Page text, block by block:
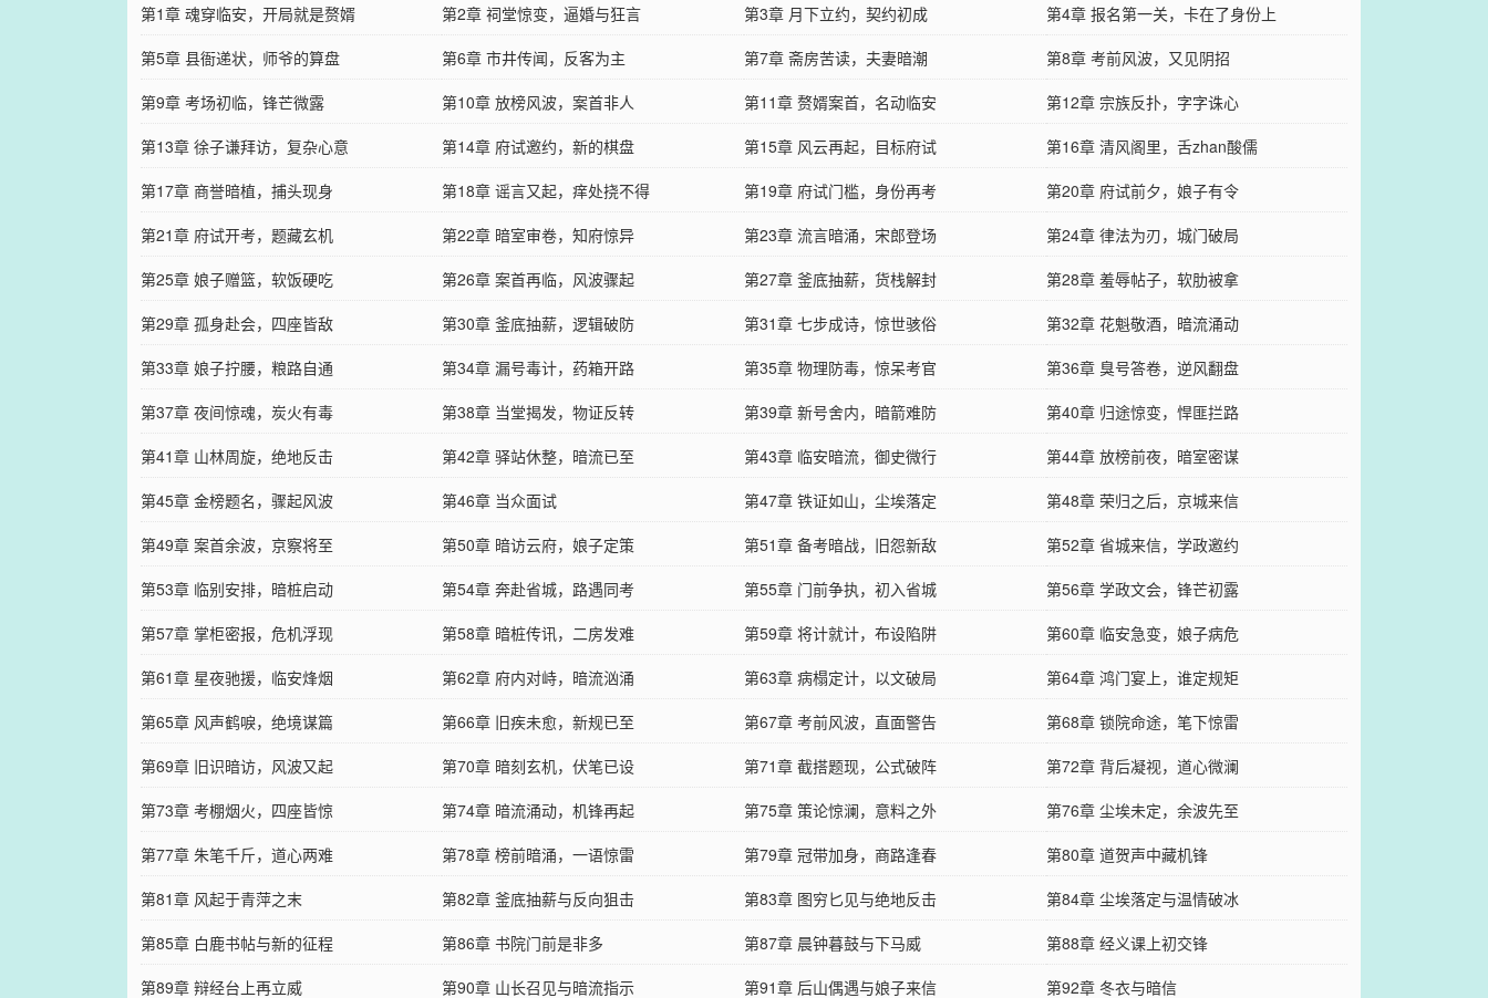
第1章 魂穿临安，开局就是赘婿 第2章 祠堂惊变，逼婚与狂言 第3章 月下立约，契约初成
第4章 报名第一关，卡在了身份上
第5章 县衙递状，师爷的算盘
第6章 市井传闻，反客为主 第7章 斋房苦读，夫妻暗潮
第8章 考前风波，又见阴招
第9章 考场初临，锋芒微露
第10章 放榜风波，案首非人 第11章 赘婿案首，名动临安
第12章 宗族反扑，字字诛心
第13章 徐子谦拜访，复杂心意
第14章 府试邀约，新的棋盘 第15章 风云再起，目标府试
第16章 清风阁里，舌zhan酸儒
第17章 商誉暗植，捕头现身
第18章 谣言又起，痒处挠不得 第19章 府试门槛，身份再考
第20章 府试前夕，娘子有令
第21章 府试开考，题藏玄机
第22章 暗室审卷，知府惊异 第23章 流言暗涌，宋郎登场
第24章 律法为刃，城门破局
第25章 娘子赠篮，软饭硬吃
第26章 案首再临，风波骤起 第27章 釜底抽薪，货栈解封
第28章 羞辱帖子，软肋被拿
第29章 孤身赴会，四座皆敌
第30章 釜底抽薪，逻辑破防 第31章 七步成诗，惊世骇俗
第32章 花魁敬酒，暗流涌动
第33章 娘子拧腰，粮路自通
第34章 漏号毒计，药箱开路 第35章 物理防毒，惊呆考官
第36章 臭号答卷，逆风翻盘
第37章 夜间惊魂，炭火有毒
第38章 当堂揭发，物证反转 第39章 新号舍内，暗箭难防
第40章 归途惊变，悍匪拦路
第41章 山林周旋，绝地反击
第42章 驿站休整，暗流已至 第43章 临安暗流，御史微行
第44章 放榜前夜，暗室密谋
第45章 金榜题名，骤起风波
第46章 当众面试 第47章 铁证如山，尘埃落定
第48章 荣归之后，京城来信
第49章 案首余波，京察将至
第50章 暗访云府，娘子定策 第51章 备考暗战，旧怨新敌
第52章 省城来信，学政邀约
第53章 临别安排，暗桩启动
第54章 奔赴省城，路遇同考 第55章 门前争执，初入省城
第56章 学政文会，锋芒初露
第57章 掌柜密报，危机浮现
第58章 暗桩传讯，二房发难 第59章 将计就计，布设陷阱
第60章 临安急变，娘子病危
第61章 星夜驰援，临安烽烟
第62章 府内对峙，暗流汹涌 第63章 病榻定计，以文破局
第64章 鸿门宴上，谁定规矩
第65章 风声鹤唳，绝境谋篇
第66章 旧疾未愈，新规已至 第67章 考前风波，直面警告
第68章 锁院命途，笔下惊雷
第69章 旧识暗访，风波又起
第70章 暗刻玄机，伏笔已设 第71章 截搭题现，公式破阵
第72章 背后凝视，道心微澜
第73章 考棚烟火，四座皆惊
第74章 暗流涌动，机锋再起 第75章 策论惊澜，意料之外
第76章 尘埃未定，余波先至
第77章 朱笔千斤，道心两难
第78章 榜前暗涌，一语惊雷 第79章 冠带加身，商路逢春
第80章 道贺声中藏机锋
第81章 风起于青萍之末
第82章 釜底抽薪与反向狙击 第83章 图穷匕见与绝地反击
第84章 尘埃落定与温情破冰
第85章 白鹿书帖与新的征程
第86章 书院门前是非多 第87章 晨钟暮鼓与下马威
第88章 经义课上初交锋
第89章 辩经台上再立威
第90章 山长召见与暗流指示 第91章 后山偶遇与娘子来信 第92章 冬衣与暗信